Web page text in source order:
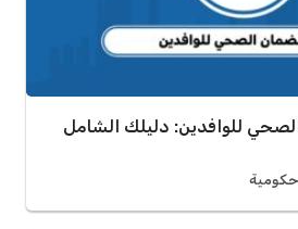
للوافدين: دليلك الشامل